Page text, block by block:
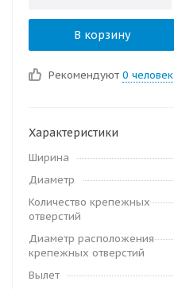
В корзину
Рекомендуют 0 человек
Характеристики
Ширина
Диаметр
Количество крепежных
отверстий
Диаметр расположения
крепежных отверстий
Вылет